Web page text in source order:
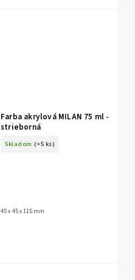
Farba akrylová MILAN 75 ml -
strieborná
Skladom (>5 ks)
45 x 45 x 115 mm